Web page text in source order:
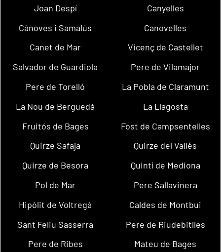
Joan Despí
Canyelles
Cànoves i Samalús
Canovelles
Canet de Mar
Vicenç de Castellet
Salvador de Guardiola
Pere de Vilamajor
Pere de Torelló
La Pobla de Claramunt
La Nou de Berguedà
La Llagosta
Fruitós de Bages
Fost de Campsentelles
Quirze Safaja
Quirze del Vallès
Quirze de Besora
Quintí de Mediona
Pol de Mar
Pere Sallavinera
Hipòlit de Voltregà
Caldes de Montbui
Sant Feliu Sasserra
Pere de Riudebitlles
Pere de Ribes
Mateu de Bages